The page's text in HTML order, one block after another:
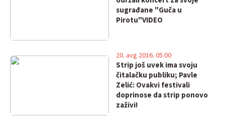
sugrađane "Guča u
Pirotu"VIDEO
Strip još uvek ima svoju
čitalačku publiku; Pavle
Zelić: Ovakvi festivali
doprinose da strip ponovo
zaživi!
20. avg 2016. 05:00